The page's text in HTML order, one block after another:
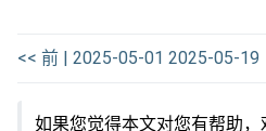
<< 前 | 2025-05-01 2025-05-19
如果您觉得本文对您有帮助，